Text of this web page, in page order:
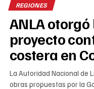
REGIONES
ANLA
proyecto
costera en
La Autoridad Nacional de
obras propuestas por la